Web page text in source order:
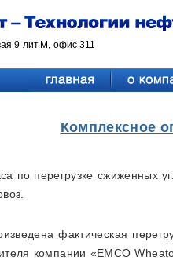
9 лит.М, офис 311
Комплексное
по перегрузке сжиженных
фактическая
компании «EMCO